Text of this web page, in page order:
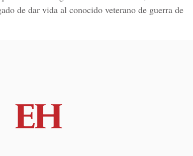
de dar vida al conocido veterano de guerra de